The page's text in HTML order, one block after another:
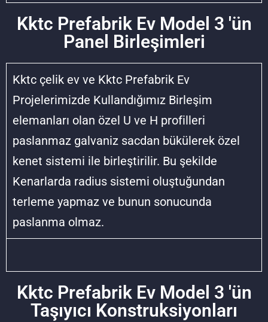
Kktc Prefabrik Ev Model 3 'ün
Panel Birleşimleri
Kktc çelik ev ve Kktc Prefabrik Ev
Projelerimizde Kullandığımız Birleşim
elemanları olan özel U ve H profilleri
paslanmaz galvaniz sacdan bükülerek özel
kenet sistemi ile birleştirilir. Bu şekilde
Kenarlarda radius sistemi oluştuğundan
terleme yapmaz ve bunun sonucunda
paslanma olmaz.
Kktc Prefabrik Ev Model 3 'ün
Taşıyıcı Konstruksiyonları